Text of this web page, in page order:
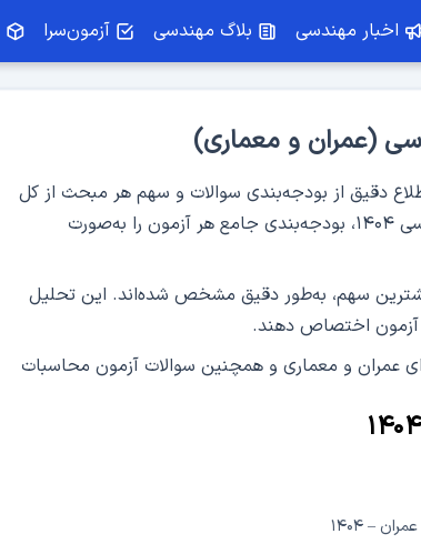
اخبار مهندسی بلاگ مهندسی آزمون‌سرا
(عمران و معماری)
دقیق از بودجه‌بندی سوالات و سهم هر مبحث از کل
سوالات است. تیم هیات علمی سرا با بررسی آزمون‌های نظام مهندسی ۱۴۰۴، بودجه‌بندی جامع هر آزمون را به‌صورت
سهم، به‌طور دقیق مشخص شده‌اند. این تحلیل
آزمون اختصاص دهند.
عمران و معماری و همچنین سوالات آزمون محاسبات
– ۱۴۰۴
نظارت و اجرای معماری
اولین آزمون سال ۱۴۰۵
آمادگی آزمون نظارت و